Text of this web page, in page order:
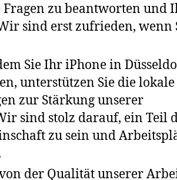
zu beantworten und
sind erst zufrieden, wenn
Sie Ihr iPhone in
unterstützen Sie die lokale
zur Stärkung unserer
sind stolz darauf, ein Teil
zu sein und
der Qualität unserer